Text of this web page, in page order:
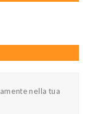
nella tua